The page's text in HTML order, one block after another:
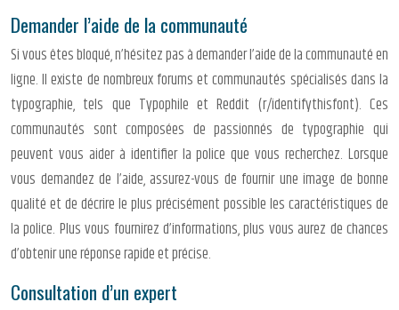
Demander l’aide de la communauté
Si vous êtes bloqué, n’hésitez pas à demander l’aide de la communauté en
ligne. Il existe de nombreux forums et communautés spécialisés dans la
typographie, tels que Typophile et Reddit (r/identifythisfont). Ces
communautés sont composées de passionnés de typographie qui
peuvent vous aider à identifier la police que vous recherchez. Lorsque
vous demandez de l’aide, assurez-vous de fournir une image de bonne
qualité et de décrire le plus précisément possible les caractéristiques de
la police. Plus vous fournirez d’informations, plus vous aurez de chances
d’obtenir une réponse rapide et précise.
Consultation d’un expert